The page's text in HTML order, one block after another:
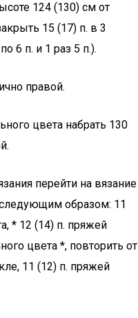
124 (130) см от
15 (17) п. в 3
6 п. и 1 раз 5 п.).
правой.
цвета набрать 130
перейти на вязание
образом: 11
* 12 (14) п. пряжей
цвета *, повторить от
11 (12) п. пряжей